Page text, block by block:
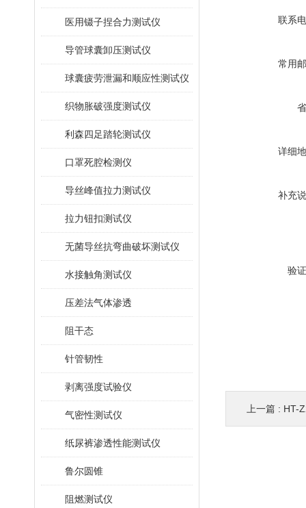
医用镊子捏合力测试仪
导管球囊卸压测试仪
球囊疲劳泄漏和顺应性测试仪
织物胀破强度测试仪
利森四足踏轮测试仪
口罩死腔检测仪
导丝峰值拉力测试仪
拉力钮扣测试仪
无菌导丝抗弯曲破坏测试仪
水接触角测试仪
压差法气体渗透
阻干态
针管韧性
剥离强度试验仪
气密性测试仪
纸尿裤渗透性能测试仪
鲁尔圆锥
阻燃测试仪
联系
常用
详细
补充
验
上一篇 : HT-